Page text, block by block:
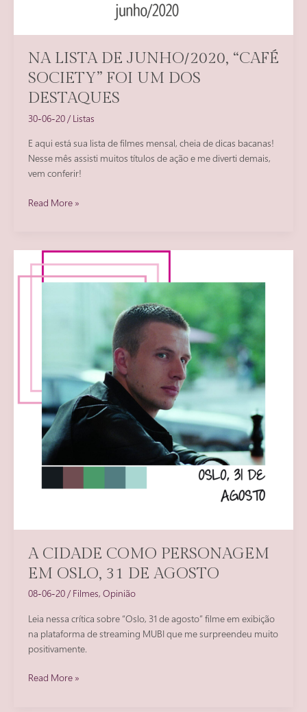
NA LISTA DE JUNHO/2020, “CAFÉ
SOCIETY” FOI UM DOS
DESTAQUES
30-06-20 /Listas
E aqui está sua lista de filmes mensal, cheia de dicas bacanas!
Nesse mês assisti muitos títulos de ação e me diverti demais,
vem conferir!
Na
“Café
Society”
Read More »
A CIDADE COMO PERSONAGEM
EM OSLO, 31 DE AGOSTO
08-06-20/Filmes, Opinião
Leia nessa crítica sobre “Oslo, 31 de agosto” filme em exibição
na plataforma de streaming MUBI que me surpreendeu muito
positivamente.
A
Read More »